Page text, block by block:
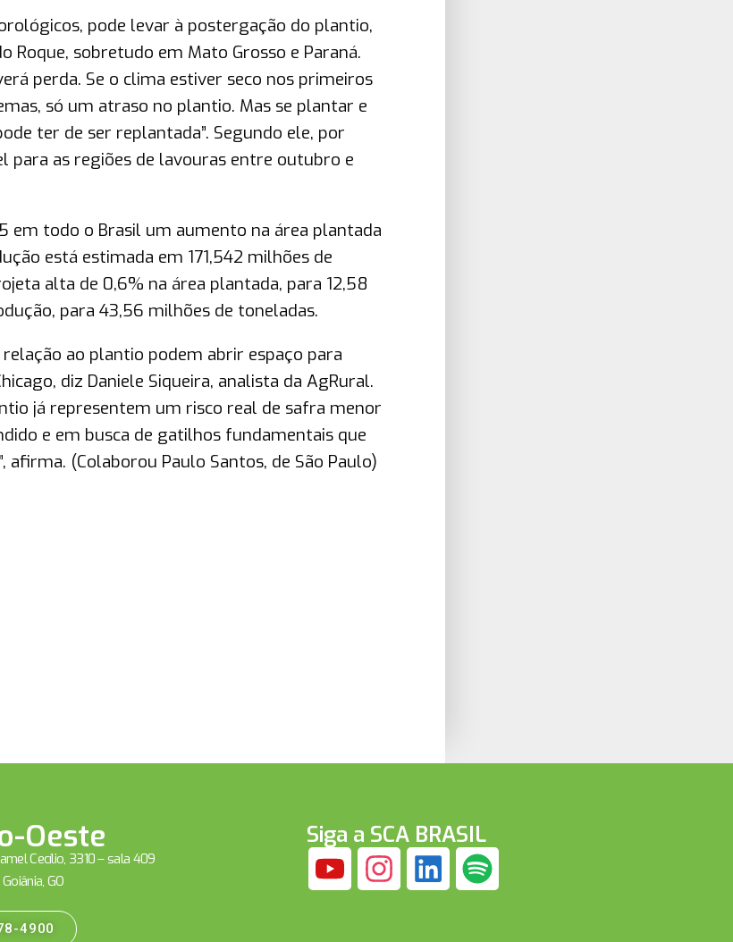
pode levar à postergação do plantio,
Roque, sobretudo em Mato Grosso e Paraná.
perda. Se o clima estiver seco nos primeiros
só um atraso no plantio. Mas se plantar e
ter de ser replantada”. Segundo ele, por
para as regiões de lavouras entre outubro e
em todo o Brasil um aumento na área plantada
está estimada em 171,542 milhões de
alta de 0,6% na área plantada, para 12,58
para 43,56 milhões de toneladas.
ao plantio podem abrir espaço para
diz Daniele Siqueira, analista da AgRural.
já representem um risco real de safra menor
e em busca de gatilhos fundamentais que
(Colaborou Paulo Santos, de São Paulo)
Oeste
Cecílio, 3310 – sala 409
GO
4900
Siga a SCA BRASIL